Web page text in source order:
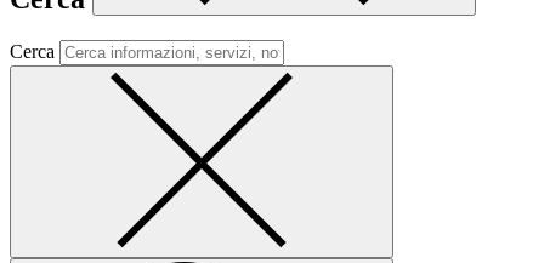
Cerca